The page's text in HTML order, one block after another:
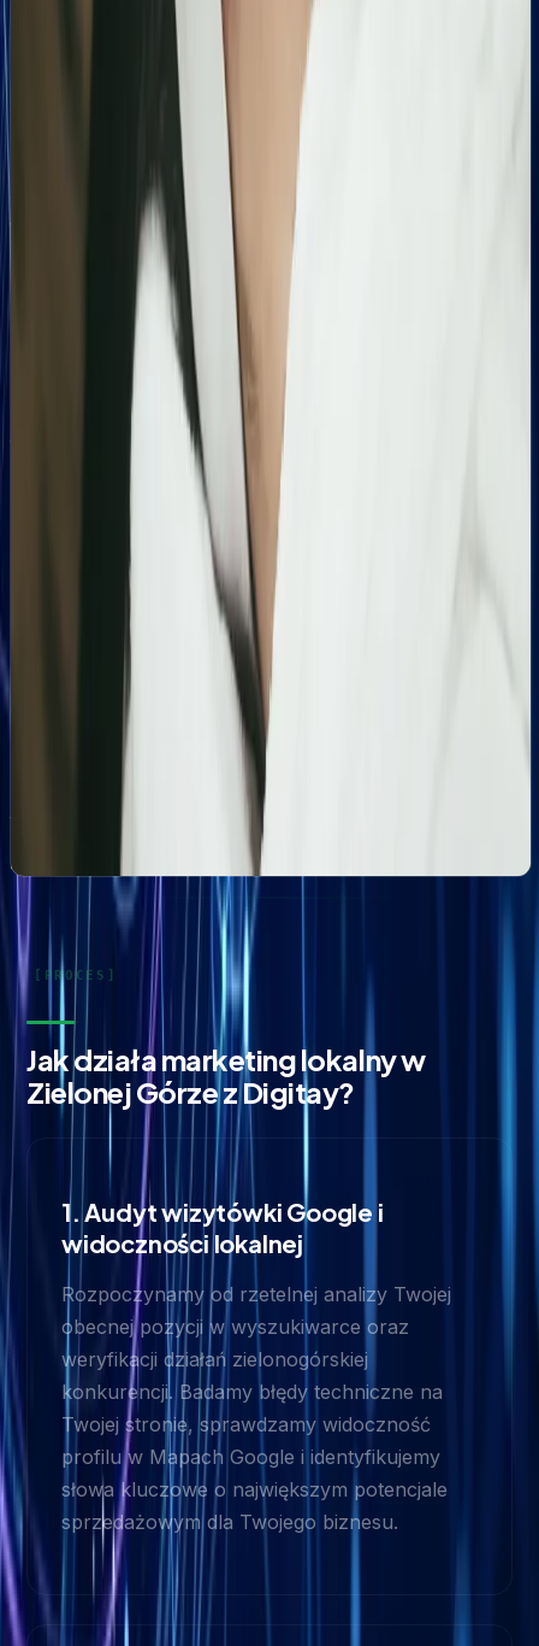
Zwiększenie kliknięć z Google o 739%
Podsumowanie działań SEO za jeden bardzo mocny
miesiąc. Strona zanotowała kilkukrotny wzrost w
liczbie kliknięć i wyświetleń, potwierdzając
skuteczność wprowadzonych poprawek
technicznych i treściowych.
Optymalizacja wizytówki Google i pozycjonowanie
lokalne salonu Bling&Bliss
Szczegółowa optymalizacja wizytówki Google
Business Profile dla gabinetu piercingu i zabiegów
estetycznych z ukierunkowaniem na kluczowe frazy
Kosmetolog Rosanna
Profesjonalny profil Google i pozycjonowanie lokalne
salonu kosmetologicznego
Zbudowanie i optymalizacja wizytówki Google dla
gabinetu kosmetologicznego Rosanna. Pełne
wdrożenie wizytówki, spójność NAP oraz integracja z
profilami społecznościowymi i stroną www.
Jak działa marketing lokalny w
Zielonej Górze z Digitay?
1. Audyt wizytówki Google i
widoczności lokalnej
Rozpoczynamy od rzetelnej analizy Twojej
obecnej pozycji w wyszukiwarce oraz
weryfikacji działań zielonogórskiej
konkurencji. Badamy błędy techniczne na
Twojej stronie, sprawdzamy widoczność
profilu w Mapach Google i identyfikujemy
słowa kluczowe o największym potencjale
sprzedażowym dla Twojego biznesu.